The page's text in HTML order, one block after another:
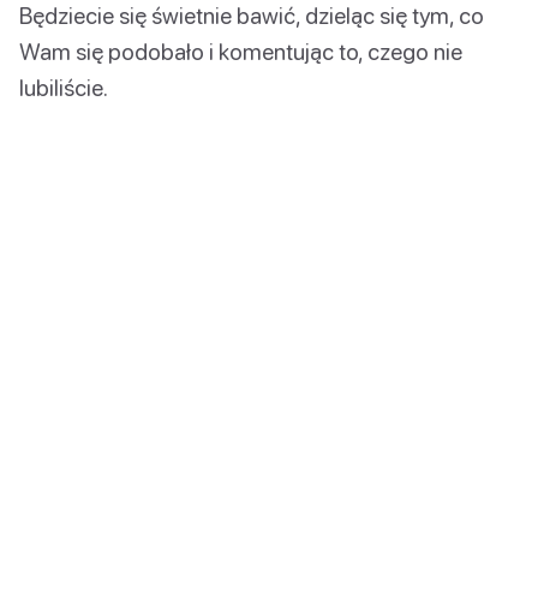
Będziecie się świetnie bawić, dzieląc się tym, co
Wam się podobało i komentując to, czego nie
lubiliście.